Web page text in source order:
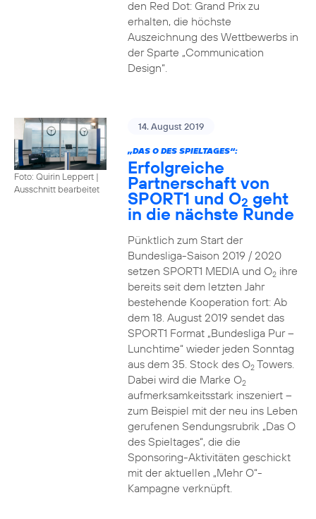
den Red Dot: Grand Prix zu
erhalten, die höchste
Auszeichnung des Wettbewerbs in
der Sparte „Communication
Design“.
Foto: Quirin Leppert |
Ausschnitt bearbeitet
14. August 2019
„DAS O DES SPIELTAGES“:
Erfolgreiche
Partnerschaft von
SPORT1 und O2 geht
in die nächste Runde
Pünktlich zum Start der
Bundesliga-Saison 2019 / 2020
setzen SPORT1 MEDIA und O2ihre
bereits seit dem letzten Jahr
bestehende Kooperation fort: Ab
dem 18. August 2019 sendet das
SPORT1 Format „Bundesliga Pur –
Lunchtime“ wieder jeden Sonntag
aus dem 35. Stock des O2Towers.
Dabei wird die Marke O2
aufmerksamkeitsstark inszeniert –
zum Beispiel mit der neu ins Leben
gerufenen Sendungsrubrik „Das O
des Spieltages“, die die
Sponsoring-Aktivitäten geschickt
mit der aktuellen „Mehr O“-
Kampagne verknüpft.